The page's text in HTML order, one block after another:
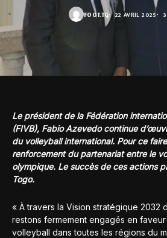
FOOT.TG 22 AVRIL 2025
Le président de la Fédération
(FIVB), Fabio Azevedo continue
du volleyball international. Pour ce
renforcement du partenariat entre le
olympique. Le succès de ces actions
Togo.
« À travers la Vision stratégique 2032
restons fermement engagés en
volleyball dans toutes les régions du